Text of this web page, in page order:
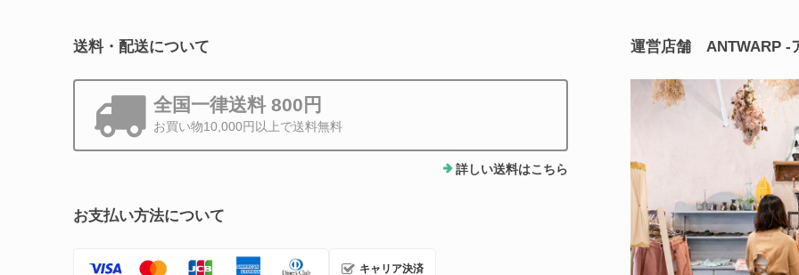
送料・配送について
全国一律送料 800円
お買い物10,000円以上で送料無料
詳しい送料はこちら
お支払い方法について
キャリア決済
運営店舗 ANTWARP -